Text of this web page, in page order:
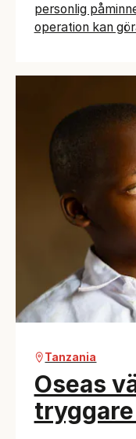
personlig
operation kan
Tanzania
Oseas